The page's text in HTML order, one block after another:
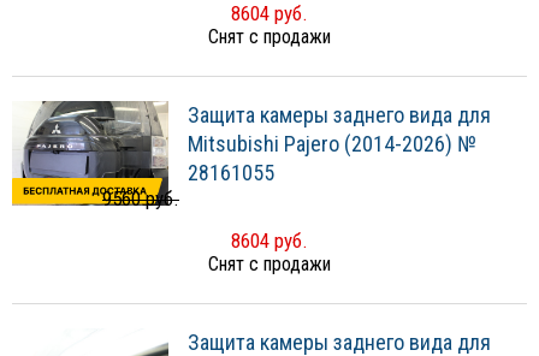
8604 руб.
Снят с продажи
Защита камеры заднего вида для
Mitsubishi Pajero (2014-2026) №
28161055
9560 руб.
8604 руб.
Снят с продажи
Защита камеры заднего вида для